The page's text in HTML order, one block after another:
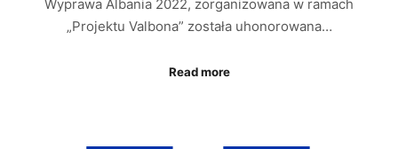
Wyprawa Albania 2022, zorganizowana w ramach
„Projektu Valbona” została uhonorowana…
Read more